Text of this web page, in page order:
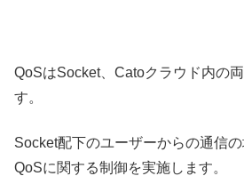
QoSはSocket、Catoクラウド内の
す。
Socket配下のユーザーからの通信
QoSに関する制御を実施します。